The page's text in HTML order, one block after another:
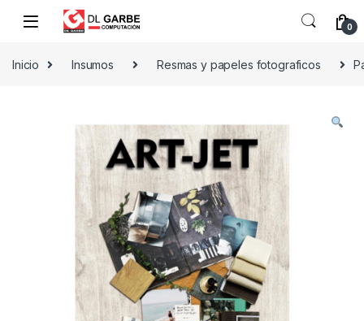
0
Inicio Insumos Resmas y papeles fotograficos